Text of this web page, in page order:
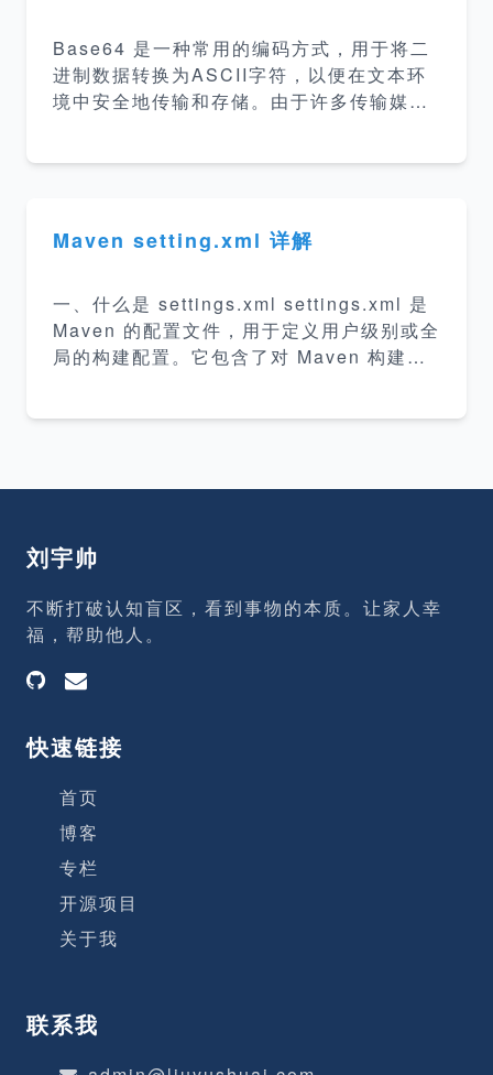
Base64 是一种常用的编码方式，用于将二
进制数据转换为ASCII字符，以便在文本环
境中安全地传输和存储。由于许多传输媒介
Maven setting.xml 详解
一、什么是 settings.xml settings.xml 是
Maven 的配置文件，用于定义用户级别或全
局的构建配置。它包含了对 Maven 构建过
刘宇帅
不断打破认知盲区，看到事物的本质。让家人幸
福，帮助他人。
快速链接
首页
博客
专栏
开源项目
关于我
联系我